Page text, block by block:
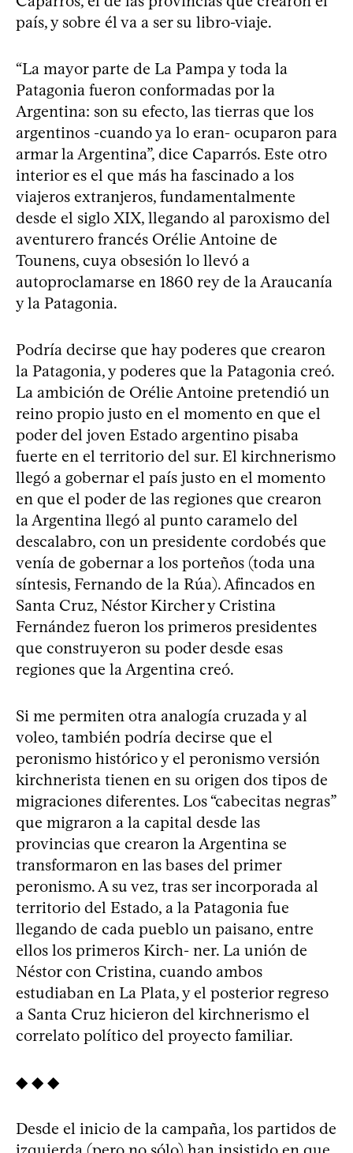
país, y sobre él va a ser su libro-viaje.
“La mayor parte de La Pampa y toda la
Patagonia fueron conformadas por la
Argentina: son su efecto, las tierras que los
argentinos -cuando ya lo eran- ocuparon para
armar la Argentina”, dice Caparrós. Este otro
interior es el que más ha fascinado a los
viajeros extranjeros, fundamentalmente
desde el siglo XIX, llegando al paroxismo del
aventurero francés Orélie Antoine de
Tounens, cuya obsesión lo llevó a
autoproclamarse en 1860 rey de la Araucanía
y la Patagonia.
Podría decirse que hay poderes que crearon
la Patagonia, y poderes que la Patagonia creó.
La ambición de Orélie Antoine pretendió un
reino propio justo en el momento en que el
poder del joven Estado argentino pisaba
fuerte en el territorio del sur. El kirchnerismo
llegó a gobernar el país justo en el momento
en que el poder de las regiones que crearon
la Argentina llegó al punto caramelo del
descalabro, con un presidente cordobés que
venía de gobernar a los porteños (toda una
síntesis, Fernando de la Rúa). Afincados en
Santa Cruz, Néstor Kircher y Cristina
Fernández fueron los primeros presidentes
que construyeron su poder desde esas
regiones que la Argentina creó.
Si me permiten otra analogía cruzada y al
voleo, también podría decirse que el
peronismo histórico y el peronismo versión
kirchnerista tienen en su origen dos tipos de
migraciones diferentes. Los “cabecitas negras”
que migraron a la capital desde las
provincias que crearon la Argentina se
transformaron en las bases del primer
peronismo. A su vez, tras ser incorporada al
territorio del Estado, a la Patagonia fue
llegando de cada pueblo un paisano, entre
ellos los primeros Kirch- ner. La unión de
Néstor con Cristina, cuando ambos
estudiaban en La Plata, y el posterior regreso
a Santa Cruz hicieron del kirchnerismo el
correlato político del proyecto familiar.
◆ ◆ ◆
Desde el inicio de la campaña, los partidos de